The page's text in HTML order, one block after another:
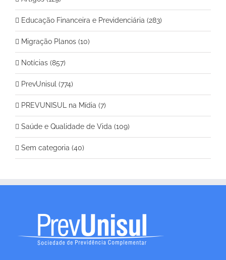
Educação Financeira e Previdenciária (283)
Migração Planos (10)
Notícias (857)
PrevUnisul (774)
PREVUNISUL na Mídia (7)
Saúde e Qualidade de Vida (109)
Sem categoria (40)